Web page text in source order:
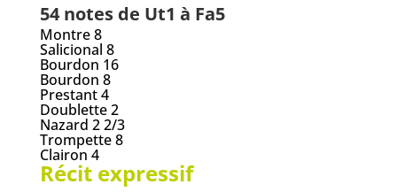
54 notes de Ut1 à Fa5
Montre 8
Salicional 8
Bourdon 16
Bourdon 8
Prestant 4
Doublette 2
Nazard 2 2/3
Trompette 8
Clairon 4
Récit expressif